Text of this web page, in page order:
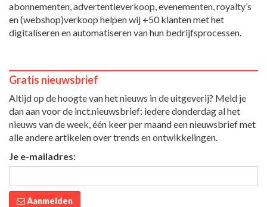
abonnementen, advertentieverkoop, evenementen, royalty’s
en (webshop)verkoop helpen wij +50 klanten met het
digitaliseren en automatiseren van hun bedrijfsprocessen.
Gratis nieuwsbrief
Altijd op de hoogte van het nieuws in de uitgeverij? Meld je
dan aan voor de inct.nieuwsbrief: iedere donderdag al het
nieuws van de week, één keer per maand een nieuwsbrief met
alle andere artikelen over trends en ontwikkelingen.
Je e-mailadres:
Aanmelden